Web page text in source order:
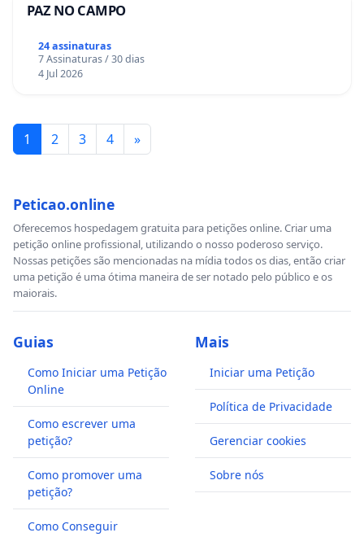
PAZ NO CAMPO
24 assinaturas
7 Assinaturas / 30 dias
4 Jul 2026
1 2 3 4 »
Peticao.online
Oferecemos hospedagem gratuita para petições online. Criar uma
petição online profissional, utilizando o nosso poderoso serviço.
Nossas petições são mencionadas na mídia todos os dias, então criar
uma petição é uma ótima maneira de ser notado pelo público e os
maiorais.
Guias
Como Iniciar uma Petição
Online
Como escrever uma
petição?
Como promover uma
petição?
Como Conseguir
Mais
Iniciar uma Petição
Política de Privacidade
Gerenciar cookies
Sobre nós